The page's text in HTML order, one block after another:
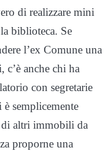
di realizzare mini
biblioteca. Se
l’ex Comune una
c’è anche chi ha
con segretarie
semplicemente
di altri immobili da
proporne una